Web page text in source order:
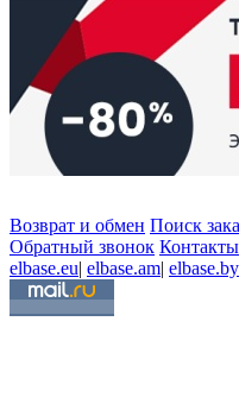
Возврат и обмен Поиск
Обратный звонок Контакты
elbase.eu| elbase.am| elbase.by